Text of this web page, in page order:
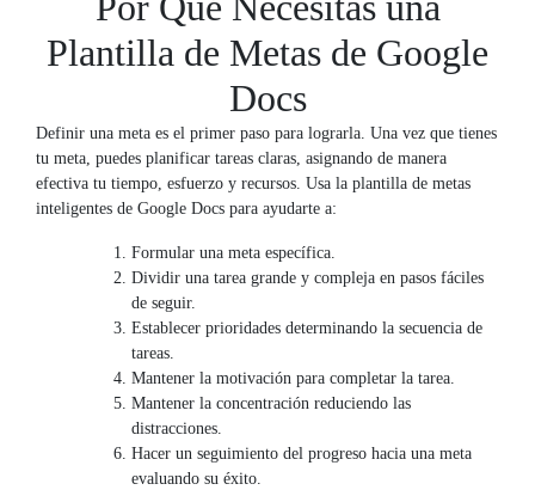
Plantilla de Metas de Google
Docs
Definir una meta es el primer paso para lograrla. Una vez que tienes
tu meta, puedes planificar tareas claras, asignando de manera
efectiva tu tiempo, esfuerzo y recursos. Usa la plantilla de metas
inteligentes de Google Docs para ayudarte a:
Formular una meta específica.
Dividir una tarea grande y compleja en pasos fáciles
de seguir.
Establecer prioridades determinando la secuencia de
tareas.
Mantener la motivación para completar la tarea.
Mantener la concentración reduciendo las
distracciones.
Hacer un seguimiento del progreso hacia una meta
evaluando su éxito.